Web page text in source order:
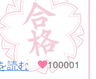
読む 100001